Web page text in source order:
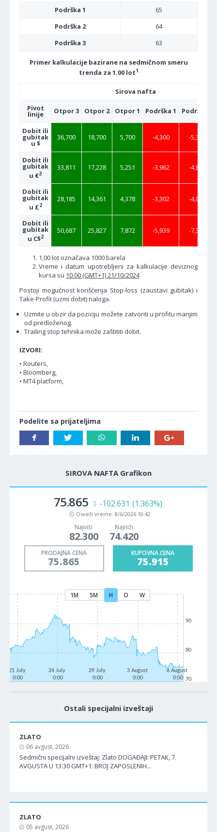
Podrška 1
65
Podrška 2
64
Podrška 3
63
Primer kalkulacije bazirane na sedmičnom smeru
trenda za 1.00 lot1
Sirova nafta
Pivot
linije Otpor 3 Otpor 2 Otpor 1 Podrška 1 Podrška 2
Dobit ili
gubitak
u $
36,700 18,700 5,700 -4,300 -5,300
Dobit ili
gubitak
u €2
33,811 17,228 5,251 -3,962 -4,883
Dobit ili
gubitak
u £2
28,185 14,361 4,378 -3,302 -4,070
Dobit ili
gubitak
u C$2
50,687 25,827 7,872 -5,939 -7,320
1,00 lot označava 1000 barela
Vreme i datum upotrebljeni za kalkulacije deviznog
kursa su 10:00 (GMT+1) 21/10/2024
Postoji mogućnost korišćenja Stop-loss (zaustavi gubitak) i
Take-Profit (uzmi dobit) naloga.
Uzmite u obzir da poziciju možete zatvoriti u profitu manjim
od predloženog.
Trailing stop tehnika može zaštititi dobit.
IZVORI:
• Routers,
• Bloomberg,
• MT4 platform,
Podelite sa prijateljima
SIROVA NAFTA Grafikon
75.865 -102.631 (1.363%)
Osveži vreme: 8/6/2026 10:42
Najviši
82.300
Najniži
74.420
PRODAJNA CENA
75.865
KUPOVNA CENA
75.915
1M 5M H D W
21 July
0:00
24 July
0:00
29 July
0:00
3 August
0:00
6 August
0:00 70
80
90
Ostali specijalni izveštaji
ZLATO
06 avgust, 2026
Sedmični specijalni izveštaj: Zlato DOGAĐAJI: PETAK, 7.
AVGUSTA U 13:30 GMT+1: BROJ ZAPOSLENIH...
ZLATO
05 avgust, 2026